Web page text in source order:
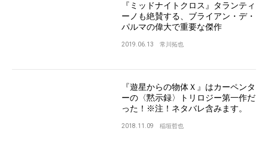
『ミッドナイトクロス』タランティ
ーノも絶賛する、ブライアン・デ・
パルマの偉大で重要な傑作
2019.06.13 常川拓也
『遊星からの物体Ｘ』はカーペンタ
ーの〈黙示録〉トリロジー第一作だ
った！※注！ネタバレ含みます。
2018.11.09 稲垣哲也